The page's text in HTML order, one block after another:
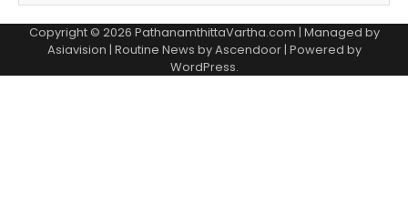
Copyright © 2026 PathanamthittaVartha.com | Managed by
Asiavision | Routine News byAscendoor| Powered by
WordPress.